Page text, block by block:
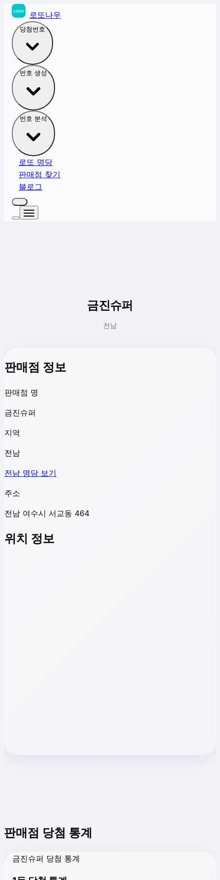
로또나우
당첨번호
번호 생성
번호 분석
로또 명당
판매점 찾기
블로그
금진슈퍼
전남
판매점 정보
판매점 명
금진슈퍼
지역
전남
전남 명당 보기
주소
전남 여수시 서교동 464
위치 정보
판매점 당첨 통계
금진슈퍼 당첨 통계